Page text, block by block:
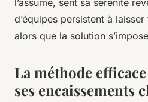
d’équipes persistent à
alors que la solution
La méthode
ses encaissements